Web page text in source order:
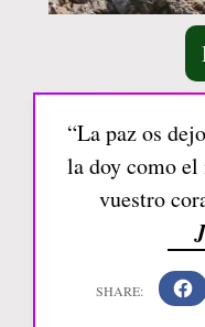
“La paz os
la doy como el
vuestro